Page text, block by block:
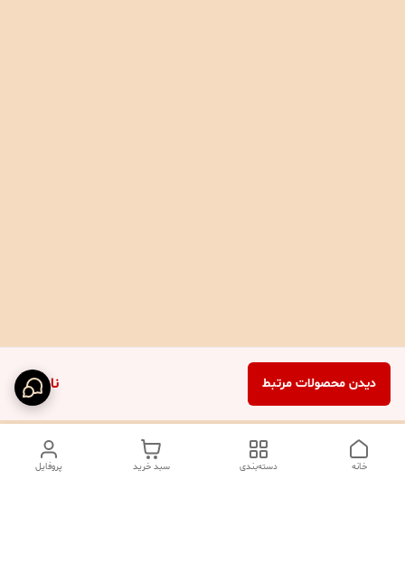
ناموجود دیدن محصولات مرتبط
پروفایل سبد خرید دسته‌بندی خانه